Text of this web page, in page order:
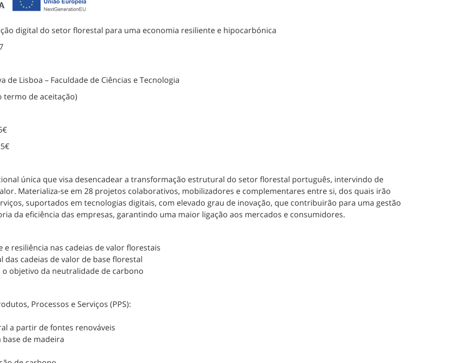
digital do setor florestal para uma economia resiliente e hipocarbónica
de Lisboa – Faculdade de Ciências e Tecnologia
termo de aceitação)
única que visa desencadear a transformação estrutural do setor florestal português, intervindo de
Materializa-se em 28 projetos colaborativos, mobilizadores e complementares entre si, dos quais irão
suportados em tecnologias digitais, com elevado grau de inovação, que contribuirão para uma gestão
da eficiência das empresas, garantindo uma maior ligação aos mercados e consumidores.
resiliência nas cadeias de valor florestais
cadeias de valor de base florestal
o objetivo da neutralidade de carbono
Processos e Serviços (PPS):
a partir de fontes renováveis
base de madeira